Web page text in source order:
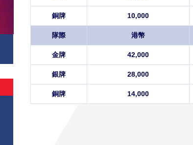
銅牌 10,000
隊際 港幣
金牌 42,000
銀牌 28,000
銅牌 14,000